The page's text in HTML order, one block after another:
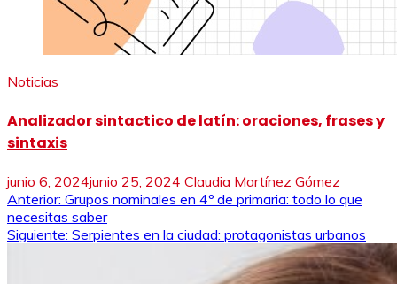
Noticias
Analizador sintactico de latín: oraciones, frases y
sintaxis
junio 6, 2024junio 25, 2024 Claudia Martínez Gómez
Navegación
de
Anterior: Grupos nominales en 4º de primaria: todo lo que
necesitas saber
Siguiente: Serpientes en la ciudad: protagonistas urbanos